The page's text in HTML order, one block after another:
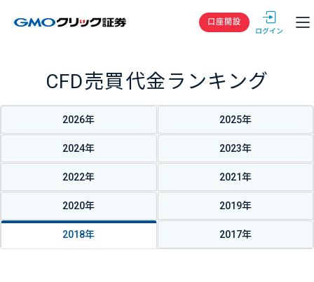
GMOクリック
口座開設
CFD売買代金ランキング
2026年 2025年
2024年 2023年
2022年 2021年
2020年 2019年
2018年 2017年